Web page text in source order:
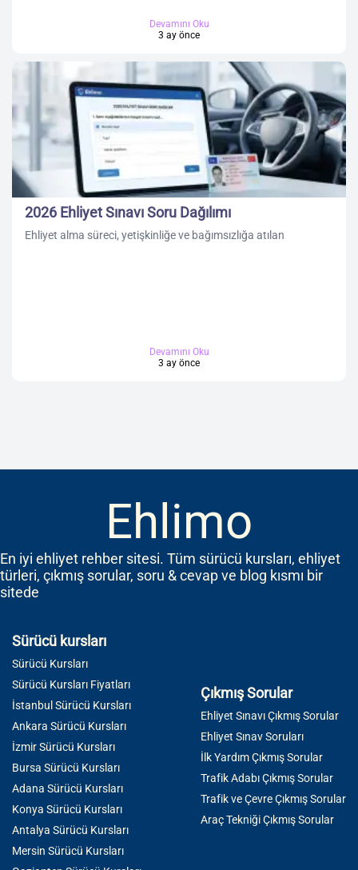
Devamını Oku
3 ay önce
2026 Ehliyet Sınavı Soru Dağılımı
Ehliyet alma süreci, yetişkinliğe ve bağımsızlığa atılan
Devamını Oku
3 ay önce
Ehlimo
En iyi ehliyet rehber sitesi. Tüm sürücü kursları, ehliyet
türleri, çıkmış sorular, soru & cevap ve blog kısmı bir
sitede
Sürücü kursları
Sürücü Kursları
Sürücü Kursları Fiyatları
İstanbul Sürücü Kursları
Ankara Sürücü Kursları
İzmir Sürücü Kursları
Bursa Sürücü Kursları
Adana Sürücü Kursları
Konya Sürücü Kursları
Antalya Sürücü Kursları
Mersin Sürücü Kursları
Çıkmış Sorular
Ehliyet Sınavı Çıkmış Sorular
Ehliyet Sınav Soruları
İlk Yardım Çıkmış Sorular
Trafik Adabı Çıkmış Sorular
Trafik ve Çevre Çıkmış Sorular
Araç Tekniği Çıkmış Sorular